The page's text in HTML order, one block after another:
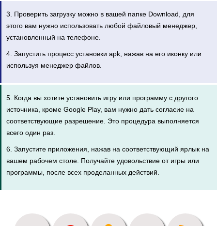
3. Проверить загрузку можно в вашей папке Download, для
этого вам нужно использовать любой файловый менеджер,
установленный на телефоне.
4. Запустить процесс установки apk, нажав на его иконку или
используя менеджер файлов.
5. Когда вы хотите установить игру или программу с другого
источника, кроме Google Play, вам нужно дать согласие на
соответствующие разрешение. Это процедура выполняется
всего один раз.
6. Запустите приложения, нажав на соответствующий ярлык на
вашем рабочем столе. Получайте удовольствие от игры или
программы, после всех проделанных действий.